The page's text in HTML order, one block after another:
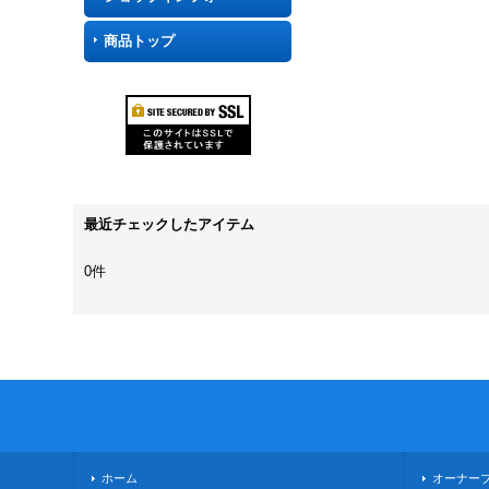
商品トップ
最近チェックしたアイテム
0件
ホーム オーナー